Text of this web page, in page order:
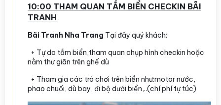
10:00 THAM QUAN TẮM BIỂN CHECKIN BÃI
TRANH
Bãi Tranh Nha Trang Tại đây quý khách:
+ Tự do tắm biển,tham quan chụp hình checkin hoặc
nằm thư giãn trên ghế dù
+ Tham gia các trò chơi trên biển như:motor nước,
phao chuối, dù bay, đi bộ dưới biển,..(chí phí tự túc)